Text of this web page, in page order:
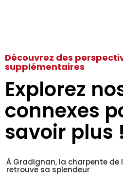
Découvrez des
supplémentaires
Explorez
connexes
savoir plus !
À Gradignan, la charpente de
retrouve sa splendeur